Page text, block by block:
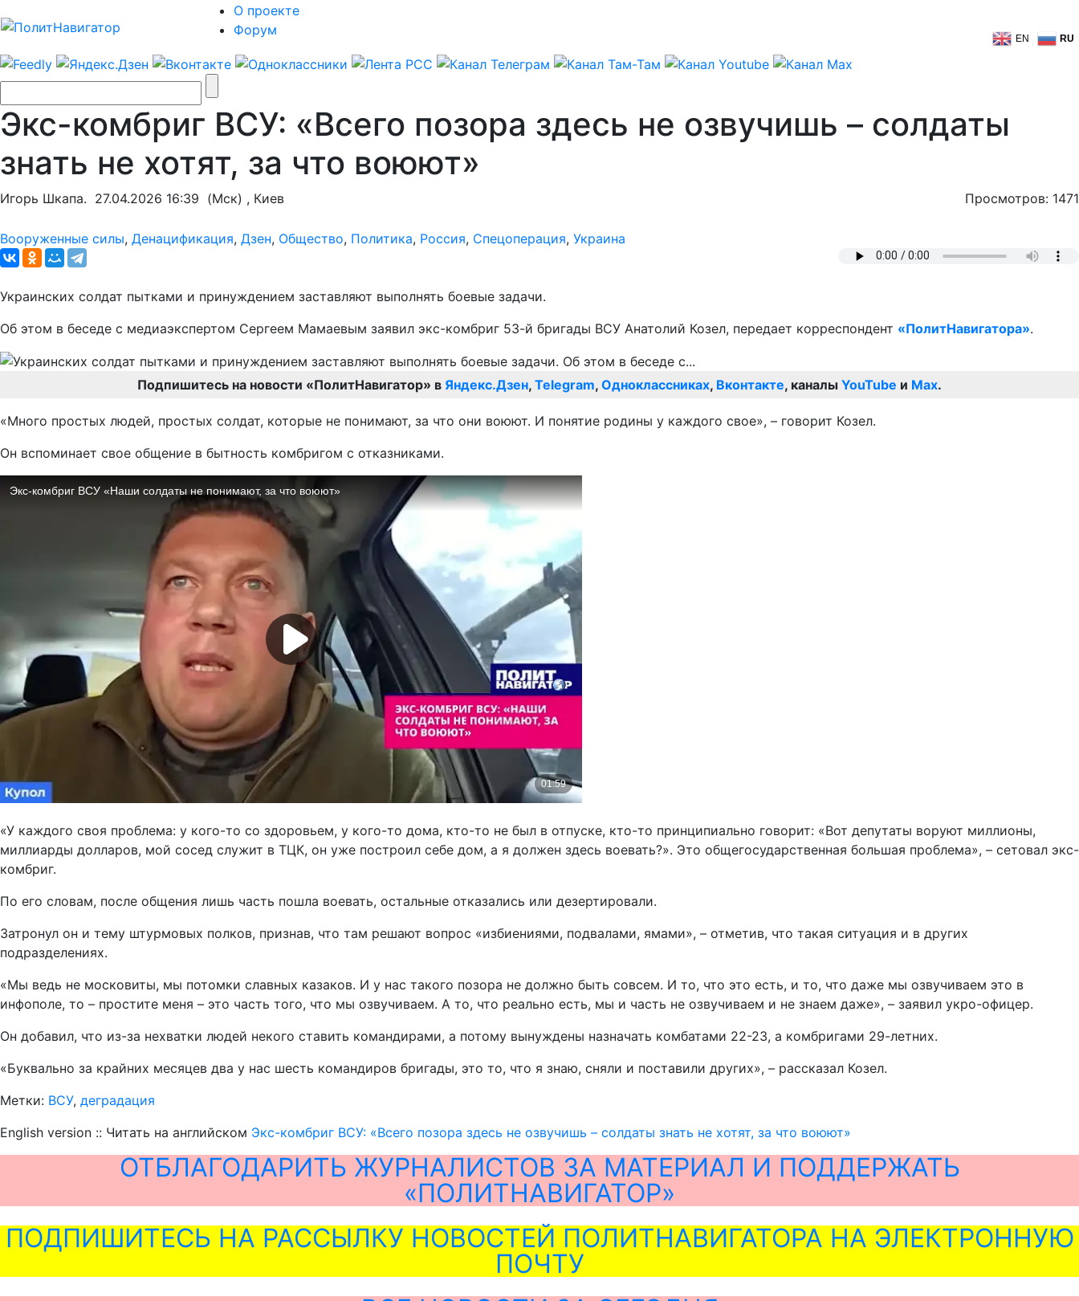
О проекте
Форум
EN RU
Экс-комбриг ВСУ: «Всего позора здесь не озвучишь – солдаты
знать не хотят, за что воюют»
Игорь Шкапа. 27.04.2026 16:39 (Мск) , Киев Просмотров: 1471
Вооруженные силы, Денацификация, Дзен, Общество, Политика, Россия, Спецоперация, Украина
Украинских солдат пытками и принуждением заставляют выполнять боевые задачи.
Об этом в беседе с медиаэкспертом Сергеем Мамаевым заявил экс-комбриг 53-й бригады ВСУ Анатолий Козел, передает корреспондент «ПолитНавигатора».
Подпишитесь на новости «ПолитНавигатор» в Яндекс.Дзен, Telegram, Одноклассниках, Вконтакте, каналы YouTube и Max.
«Много простых людей, простых солдат, которые не понимают, за что они воюют. И понятие родины у каждого свое», – говорит Козел.
Он вспоминает свое общение в бытность комбригом с отказниками.
«У каждого своя проблема: у кого-то со здоровьем, у кого-то дома, кто-то не был в отпуске, кто-то принципиально говорит: «Вот депутаты воруют миллионы,
миллиарды долларов, мой сосед служит в ТЦК, он уже построил себе дом, а я должен здесь воевать?». Это общегосударственная большая проблема», – сетовал экс-
комбриг.
По его словам, после общения лишь часть пошла воевать, остальные отказались или дезертировали.
Затронул он и тему штурмовых полков, признав, что там решают вопрос «избиениями, подвалами, ямами», – отметив, что такая ситуация и в других
подразделениях.
«Мы ведь не московиты, мы потомки славных казаков. И у нас такого позора не должно быть совсем. И то, что это есть, и то, что даже мы озвучиваем это в
инфополе, то – простите меня – это часть того, что мы озвучиваем. А то, что реально есть, мы и часть не озвучиваем и не знаем даже», – заявил укро-офицер.
Он добавил, что из-за нехватки людей некого ставить командирами, а потому вынуждены назначать комбатами 22-23, а комбригами 29-летних.
«Буквально за крайних месяцев два у нас шесть командиров бригады, это то, что я знаю, сняли и поставили других», – рассказал Козел.
Метки: ВСУ, деградация
English version :: Читать на английском Экс-комбриг ВСУ: «Всего позора здесь не озвучишь – солдаты знать не хотят, за что воюют»
ОТБЛАГОДАРИТЬ ЖУРНАЛИСТОВ ЗА МАТЕРИАЛ И ПОДДЕРЖАТЬ
«ПОЛИТНАВИГАТОР»
ПОДПИШИТЕСЬ НА РАССЫЛКУ НОВОСТЕЙ ПОЛИТНАВИГАТОРА НА ЭЛЕКТРОННУЮ
ПОЧТУ